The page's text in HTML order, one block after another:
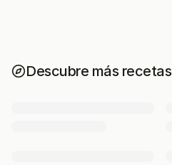
Descubre más recetas